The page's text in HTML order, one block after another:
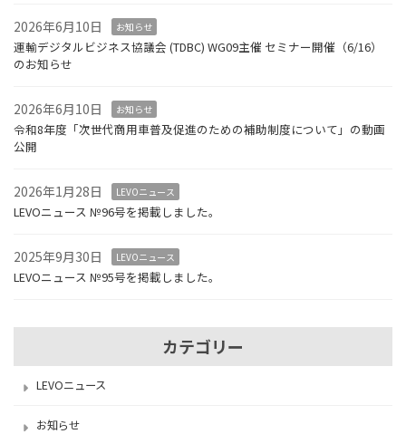
2026年6月10日 お知らせ
運輸デジタルビジネス協議会 (TDBC) WG09主催 セミナー開催（6/16）
のお知らせ
2026年6月10日 お知らせ
令和8年度「次世代商用車普及促進のための補助制度について」の動画
公開
2026年1月28日 LEVOニュース
LEVOニュース №96号を掲載しました。
2025年9月30日 LEVOニュース
LEVOニュース №95号を掲載しました。
カテゴリー
LEVOニュース
お知らせ